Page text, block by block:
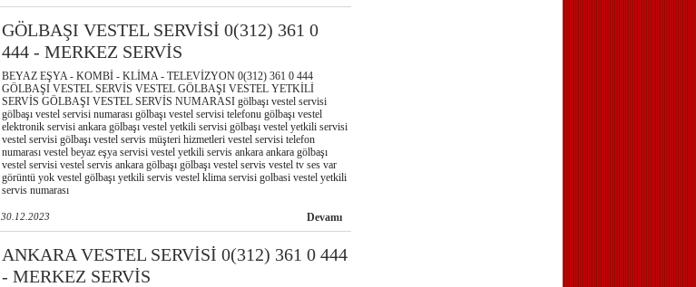
GÖLBAŞI VESTEL SERVİSİ 0(312) 361 0
444 - MERKEZ SERVİS
BEYAZ EŞYA - KOMBİ - KLİMA - TELEVİZYON 0(312) 361 0 444
GÖLBAŞI VESTEL SERVİS VESTEL GÖLBAŞI VESTEL YETKİLİ
SERVİS GÖLBAŞI VESTEL SERVİS NUMARASI gölbaşı vestel servisi
gölbaşı vestel servisi numarası gölbaşı vestel servisi telefonu gölbaşı vestel
elektronik servisi ankara gölbaşı vestel yetkili servisi gölbaşı vestel yetkili servisi
vestel servisi gölbaşı vestel servis müşteri hizmetleri vestel servisi telefon
numarası vestel beyaz eşya servisi vestel yetkili servis ankara ankara gölbaşı
vestel servisi vestel servis ankara gölbaşı gölbaşı vestel servis vestel tv ses var
görüntü yok vestel gölbaşı yetkili servis vestel klima servisi golbasi vestel yetkili
servis numarası
30.12.2023 Devamı
ANKARA VESTEL SERVİSİ 0(312) 361 0 444
- MERKEZ SERVİS